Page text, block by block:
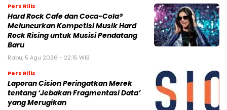
Pers Rilis
Hard Rock Cafe dan Coca-Cola®
Meluncurkan Kompetisi Musik Hard
Rock Rising untuk Musisi Pendatang
Baru
Rabu, 5 Agu 2026 - 22:15 WIB
Pers Rilis
Laporan Cision Peringatkan Merek
tentang ‘Jebakan Fragmentasi Data’
yang Merugikan